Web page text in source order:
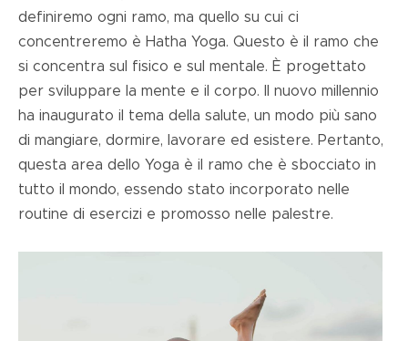
definiremo ogni ramo, ma quello su cui ci
concentreremo è Hatha Yoga. Questo è il ramo che
si concentra sul fisico e sul mentale. È progettato
per sviluppare la mente e il corpo. Il nuovo millennio
ha inaugurato il tema della salute, un modo più sano
di mangiare, dormire, lavorare ed esistere. Pertanto,
questa area dello Yoga è il ramo che è sbocciato in
tutto il mondo, essendo stato incorporato nelle
routine di esercizi e promosso nelle palestre.